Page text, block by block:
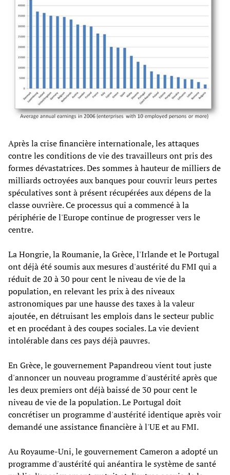
Après la crise financière internationale, les attaques
contre les conditions de vie des travailleurs ont pris des
formes dévastatrices. Des sommes à hauteur de milliers de
milliards octroyées aux banques pour couvrir leurs pertes
spéculatives sont à présent récupérées aux dépens de la
classe ouvrière. Ce processus qui a commencé à la
périphérie de l'Europe continue de progresser vers le
centre.
La Hongrie, la Roumanie, la Grèce, l'Irlande et le Portugal
ont déjà été soumis aux mesures d'austérité du FMI qui a
réduit de 20 à 30 pour cent le niveau de vie de la
population, en relevant les prix à des niveaux
astronomiques par une hausse des taxes à la valeur
ajoutée, en détruisant les emplois dans le secteur public
et en procédant à des coupes sociales. La vie devient
intolérable dans ces pays déjà pauvres.
En Grèce, le gouvernement Papandreou vient tout juste
d'annoncer un nouveau programme d'austérité après que
les deux premiers ont déjà baissé de 30 pour cent le
niveau de vie de la population. Le Portugal doit
concrétiser un programme d'austérité identique après voir
demandé une assistance financière à l'UE et au FMI.
Au Royaume-Uni, le gouvernement Cameron a adopté un
programme d'austérité qui anéantira le système de santé